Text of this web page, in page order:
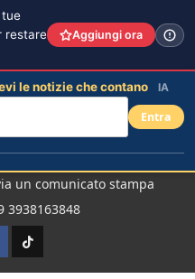
un comunicato stampa
3938163848
TikTok
tue
restare
Aggiungi ora
le notizie che contano IA
Entra